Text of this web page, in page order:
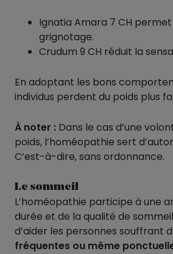
Ignatia Amara 7 CH
grignotage.
Crudum 9 CH réduit la
En adoptant les bons
individus perdent du poids plus
À noter : Dans le cas d’une
poids, l’homéopathie sert
C’est-à-dire, sans ordonnance.
Le sommeil
L’homéopathie participe à une
durée et de la qualité de
d’aider les personnes souffrant
fréquentes ou même